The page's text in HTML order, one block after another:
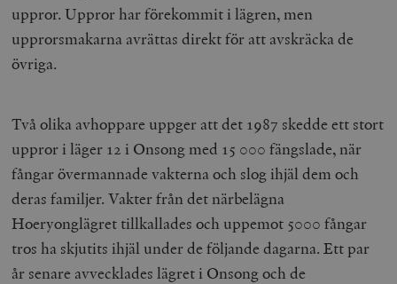
uppror. Uppror har förekommit i lägren, men
upprorsmakarna avrättas direkt för att avskräcka de
övriga.
Två olika avhoppare uppger att det 1987 skedde ett stort
uppror i läger 12 i Onsong med 15 000 fängslade, när
fångar övermannade vakterna och slog ihjäl dem och
deras familjer. Vakter från det närbelägna
Hoeryonglägret tillkallades och uppemot 5000 fångar
tros ha skjutits ihjäl under de följande dagarna. Ett par
år senare avvecklades lägret i Onsong och de